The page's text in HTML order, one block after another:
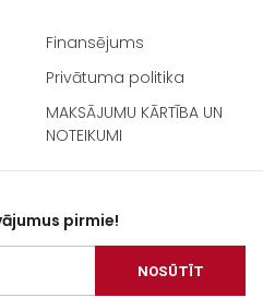
Finansējums
Privātuma politika
MAKSĀJUMU KĀRTĪBA UN
NOTEIKUMI
pirmie!
NOSŪTĪT